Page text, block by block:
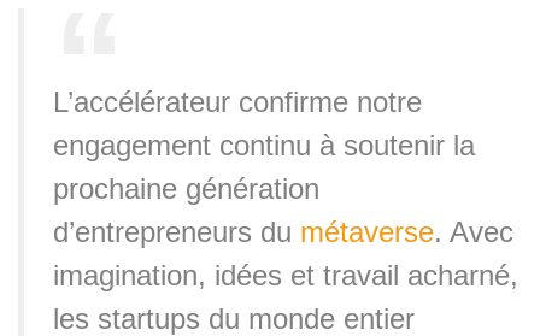
L’accélérateur confirme notre
engagement continu à soutenir la
prochaine génération
d’entrepreneurs du métaverse. Avec
imagination, idées et travail acharné,
les startups du monde entier